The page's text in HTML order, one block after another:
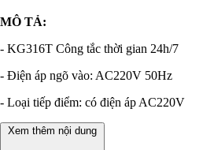
MÔ TẢ:
- KG316T Công tắc thời gian 24h/7
- Điện áp ngõ vào: AC220V 50Hz
- Loại tiếp điểm: có điện áp AC220V
Xem thêm nội dung